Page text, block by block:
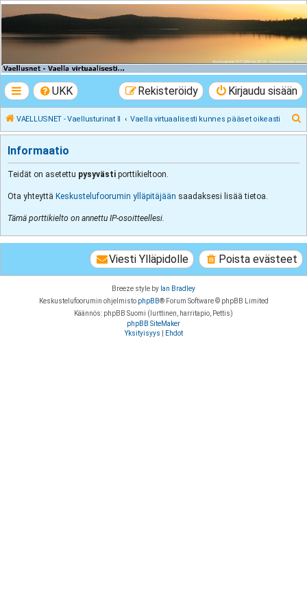
VAELLUSNET -
Vaellusturinat II
UKK Kirjaudu sisään
Rekisteröidy
VAELLUSNET - Vaellusturinat II Vaella virtuaalisesti kunnes pääset oikeasti
t
Informaatio
Teidät on asetettu pysyvästi porttikieltoon.
Ota yhteyttä Keskustelufoorumin ylläpitäjään saadaksesi lisää tietoa.
Tämä porttikielto on annettu IP-osoitteellesi.
Poista evästeet
Viesti Ylläpidolle
Breeze style by Ian Bradley
Keskustelufoorumin ohjelmisto phpBB® Forum Software © phpBB Limited
Käännös: phpBB Suomi (lurttinen, harritapio, Pettis)
phpBB SiteMaker
Yksityisyys
Ehdot